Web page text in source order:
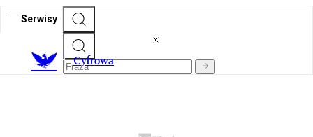
Serwisy
Cyfrowa